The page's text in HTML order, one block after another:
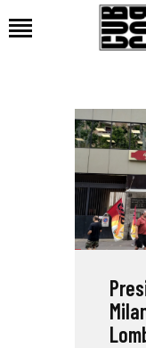
HOME
CHI SIAMO
SEDI
NEWS
PODCAST